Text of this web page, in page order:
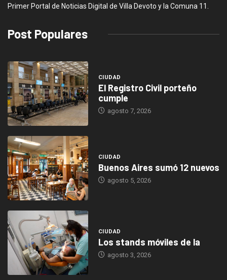
Primer Portal de Noticias Digital de Villa Devoto y la Comuna 11.
Post Populares
CIUDAD
El Registro Civil porteño
cumple
agosto 7, 2026
CIUDAD
Buenos Aires sumó 12 nuevos
agosto 5, 2026
CIUDAD
Los stands móviles de la
agosto 3, 2026